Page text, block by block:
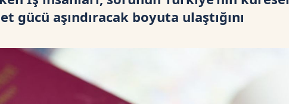
gücü aşındıracak boyuta ulaştığını